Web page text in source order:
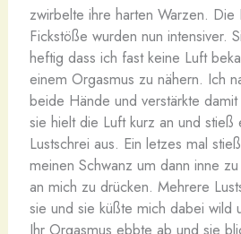
zwirbelte ihre harten Warzen. Die
Fickstöße wurden nun intensiver.
heftig dass ich fast keine Luft
einem Orgasmus zu nähern. Ich
beide Hände und verstärkte
sie hielt die Luft kurz an und stieß
Lustschrei aus. Ein letzes mal
meinen Schwanz um dann inne
an mich zu drücken. Mehrere
sie und sie küßte mich dabei wild
Ihr Orgasmus ebbte ab und sie